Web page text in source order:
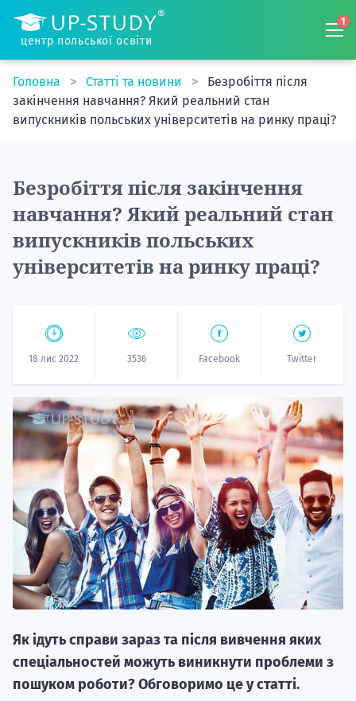
центр польської освіти
1
Головна Статті та новини
Безробіття після
закінчення навчання? Який реальний стан
випускників польських університетів на ринку праці?
Безробіття після закінчення
навчання? Який реальний стан
випускників польських
університетів на ринку праці?
18 лис 2022 3536 Facebook Twitter
Як ідуть справи зараз та після вивчення яких
спеціальностей можуть виникнути проблеми з
пошуком роботи? Обговоримо це у статті.
20.09
"Навчання
НАБІР
вступ на